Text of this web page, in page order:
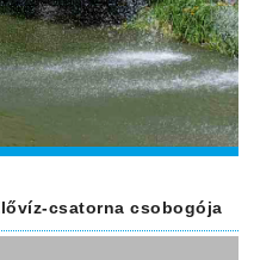
csatorna csobogója